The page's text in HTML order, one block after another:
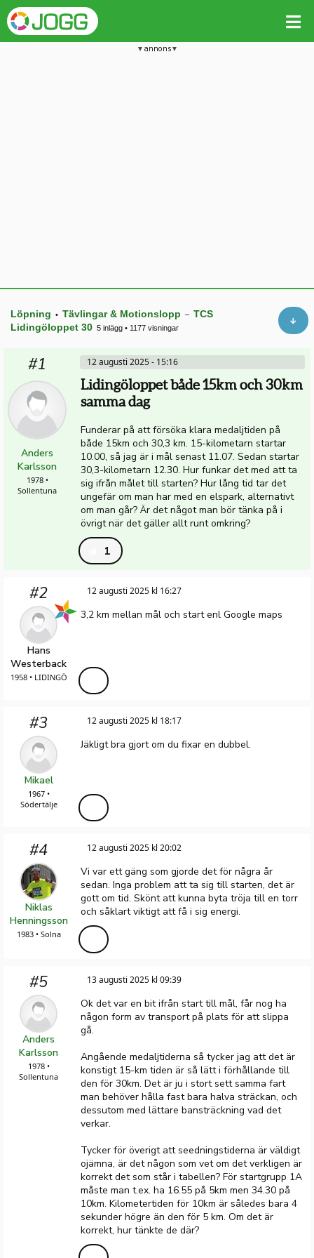
annons
Löpning • Tävlingar & Motionslopp – TCS
Lidingöloppet 30 5 inlägg • 1177 visningar
#1
Anders
Karlsson
1978 •
Sollentuna
12 augusti 2025 - 15:16
Lidingöloppet både 15km och 30km
samma dag
Funderar på att försöka klara medaljtiden på
både 15km och 30,3 km. 15-kilometarn startar
10.00, så jag är i mål senast 11.07. Sedan startar
30,3-kilometarn 12.30. Hur funkar det med att ta
sig ifrån målet till starten? Hur lång tid tar det
ungefär om man har med en elspark, alternativt
om man går? Är det något man bör tänka på i
övrigt när det gäller allt runt omkring?
1
#2
Hans
Westerback
1958 • LIDINGÖ
12 augusti 2025 kl 16:27
3,2 km mellan mål och start enl Google maps
#3
Mikael
1967 •
Södertälje
12 augusti 2025 kl 18:17
Jäkligt bra gjort om du fixar en dubbel.
#4
Niklas
Henningsson
1983 • Solna
12 augusti 2025 kl 20:02
Vi var ett gäng som gjorde det för några år
sedan. Inga problem att ta sig till starten, det är
gott om tid. Skönt att kunna byta tröja till en torr
och såklart viktigt att få i sig energi.
#5
Anders
Karlsson
1978 •
Sollentuna
13 augusti 2025 kl 09:39
Ok det var en bit ifrån start till mål, får nog ha
någon form av transport på plats för att slippa
gå.
Angående medaljtiderna så tycker jag att det är
konstigt 15-km tiden är så lätt i förhållande till
den för 30km. Det är ju i stort sett samma fart
man behöver hålla fast bara halva sträckan, och
dessutom med lättare bansträckning vad det
verkar.
Tycker för överigt att seedningstiderna är väldigt
ojämna, är det någon som vet om det verkligen är
korrekt det som står i tabellen? För startgrupp 1A
måste man t.ex. ha 16.55 på 5km men 34.30 på
10km. Kilometertiden för 10km är således bara 4
sekunder högre än den för 5 km. Om det är
korrekt, hur tänkte de där?